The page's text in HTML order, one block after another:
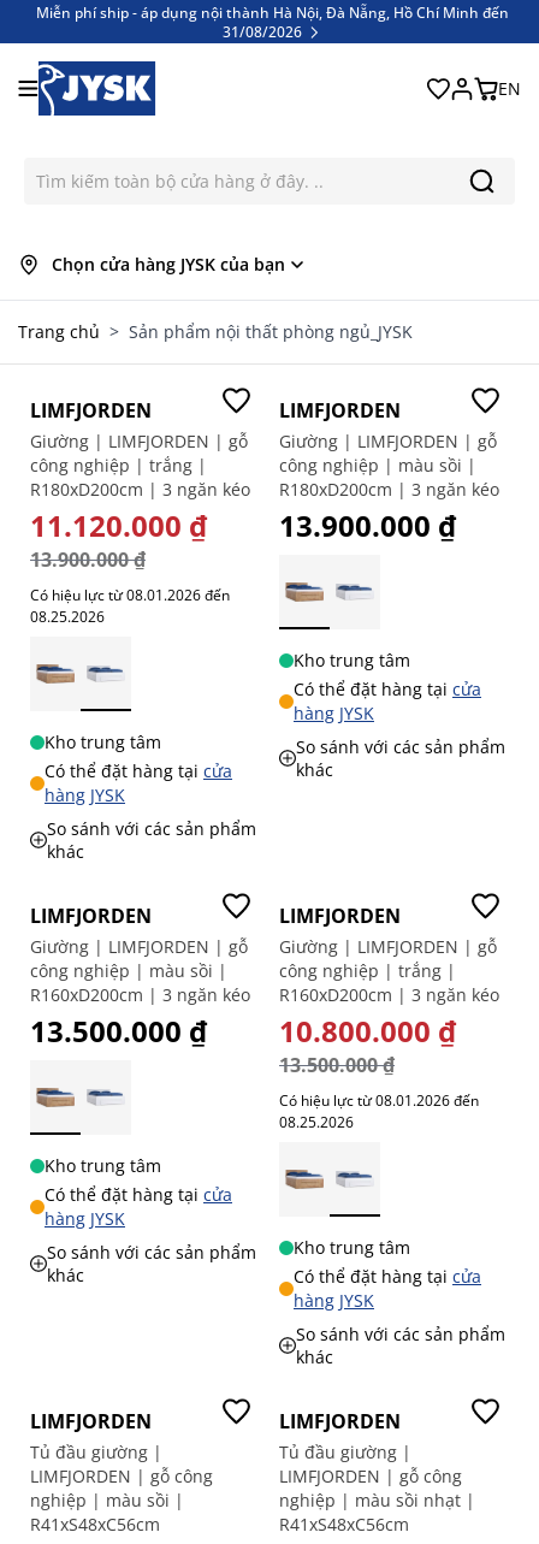
Miễn phí ship - áp dụng nội thành Hà Nội, Đà Nẵng, Hồ Chí Minh đến
31/08/2026
EN
Chọn cửa hàng JYSK của bạn
Trang chủ > Sản phẩm nội thất phòng ngủ_JYSK
-20%
LIMFJORDEN
Giường | LIMFJORDEN | gỗ
công nghiệp | trắng |
R180xD200cm | 3 ngăn kéo
GIÁ ĐẶC BIỆT
11.120.000 ₫
13.900.000 ₫
Có hiệu lực từ 08.01.2026 đến
08.25.2026
Kho trung tâm
Có thể đặt hàng tại cửa
hàng JYSK
So sánh với các sản phẩm
khác
LIMFJORDEN
Giường | LIMFJORDEN | gỗ
công nghiệp | màu sồi |
R180xD200cm | 3 ngăn kéo
13.900.000 ₫
Kho trung tâm
Có thể đặt hàng tại cửa
hàng JYSK
So sánh với các sản phẩm
khác
LIMFJORDEN
Giường | LIMFJORDEN | gỗ
công nghiệp | màu sồi |
R160xD200cm | 3 ngăn kéo
13.500.000 ₫
Kho trung tâm
Có thể đặt hàng tại cửa
hàng JYSK
So sánh với các sản phẩm
khác
LIMFJORDEN
Giường | LIMFJORDEN | gỗ
công nghiệp | trắng |
R160xD200cm | 3 ngăn kéo
GIÁ ĐẶC BIỆT
10.800.000 ₫
13.500.000 ₫
Có hiệu lực từ 08.01.2026 đến
08.25.2026
Kho trung tâm
Có thể đặt hàng tại cửa
hàng JYSK
So sánh với các sản phẩm
khác
LIMFJORDEN
Tủ đầu giường |
LIMFJORDEN | gỗ công
nghiệp | màu sồi |
R41xS48xC56cm
LIMFJORDEN
Tủ đầu giường |
LIMFJORDEN | gỗ công
nghiệp | màu sồi nhạt |
R41xS48xC56cm